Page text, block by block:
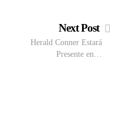
Next Post
Herald Conner Estará
Presente en…